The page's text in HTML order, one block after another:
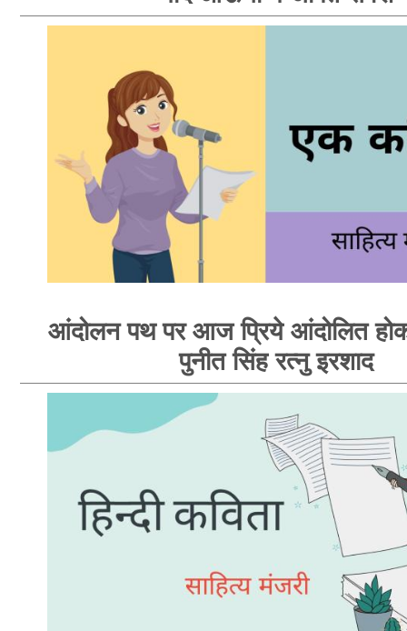
आंदोलन पथ पर आज प्रिये आंदोलित
पुनीत सिंह रत्नु इरशाद